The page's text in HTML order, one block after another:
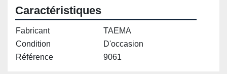
Caractéristiques
Fabricant
TAEMA
Condition
D'occasion
Référence
9061